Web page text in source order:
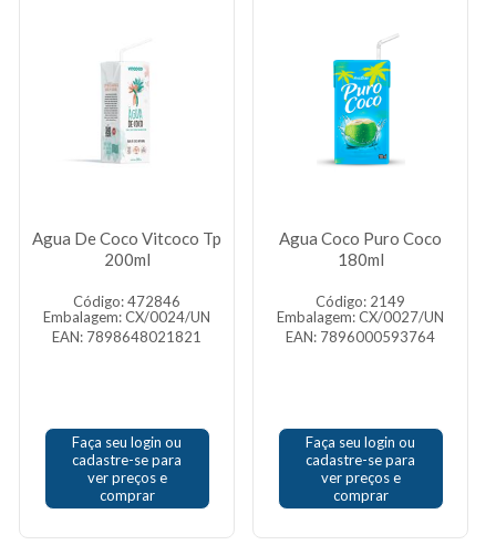
Agua De Coco Vitcoco Tp
200ml
Código: 472846
Embalagem: CX/0024/UN
EAN: 7898648021821
Faça seu login ou
cadastre-se para
ver preços e
comprar
Agua Coco Puro Coco
180ml
Código: 2149
Embalagem: CX/0027/UN
EAN: 7896000593764
Faça seu login ou
cadastre-se para
ver preços e
comprar